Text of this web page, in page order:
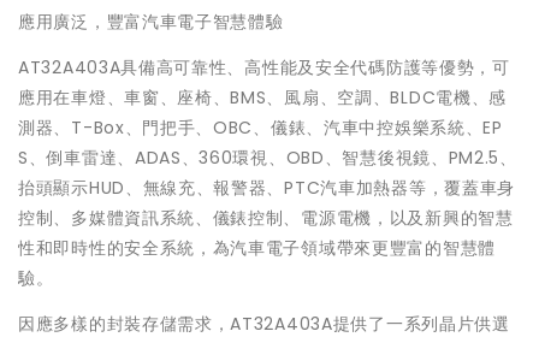
應用廣泛，豐富汽車電子智慧體驗
AT32A403A具備高可靠性、高性能及安全代碼防護等優勢，可
應用在車燈、車窗、座椅、BMS、風扇、空調、BLDC電機、感
測器、T-Box、門把手、OBC、儀錶、汽車中控娛樂系統、EP
S、倒車雷達、ADAS、360環視、OBD、智慧後視鏡、PM2.5、
抬頭顯示HUD、無線充、報警器、PTC汽車加熱器等，覆蓋車身
控制、多媒體資訊系統、儀錶控制、電源電機，以及新興的智慧
性和即時性的安全系統，為汽車電子領域帶來更豐富的智慧體
驗。
因應多樣的封裝存儲需求，AT32A403A提供了一系列晶片供選